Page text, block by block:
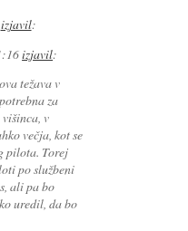
izjavil:
izjavil:
težava v
za
v
večja, kot se
pilota. Torej
po službeni
ali pa bo
uredil, da bo